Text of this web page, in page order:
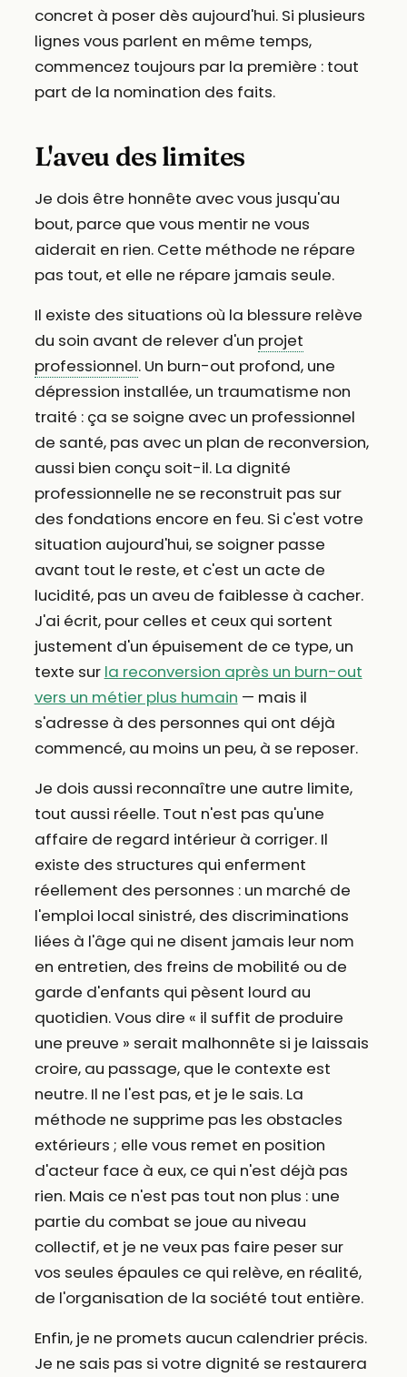
concret à poser dès aujourd'hui. Si plusieurs
lignes vous parlent en même temps,
commencez toujours par la première : tout
part de la nomination des faits.
L'aveu des limites
Je dois être honnête avec vous jusqu'au
bout, parce que vous mentir ne vous
aiderait en rien. Cette méthode ne répare
pas tout, et elle ne répare jamais seule.
Il existe des situations où la blessure relève
du soin avant de relever d'un projet
professionnel. Un burn-out profond, une
dépression installée, un traumatisme non
traité : ça se soigne avec un professionnel
de santé, pas avec un plan de reconversion,
aussi bien conçu soit-il. La dignité
professionnelle ne se reconstruit pas sur
des fondations encore en feu. Si c'est votre
situation aujourd'hui, se soigner passe
avant tout le reste, et c'est un acte de
lucidité, pas un aveu de faiblesse à cacher.
J'ai écrit, pour celles et ceux qui sortent
justement d'un épuisement de ce type, un
texte sur la reconversion après un burn-out
vers un métier plus humain — mais il
s'adresse à des personnes qui ont déjà
commencé, au moins un peu, à se reposer.
Je dois aussi reconnaître une autre limite,
tout aussi réelle. Tout n'est pas qu'une
affaire de regard intérieur à corriger. Il
existe des structures qui enferment
réellement des personnes : un marché de
l'emploi local sinistré, des discriminations
liées à l'âge qui ne disent jamais leur nom
en entretien, des freins de mobilité ou de
garde d'enfants qui pèsent lourd au
quotidien. Vous dire « il suffit de produire
une preuve » serait malhonnête si je laissais
croire, au passage, que le contexte est
neutre. Il ne l'est pas, et je le sais. La
méthode ne supprime pas les obstacles
extérieurs ; elle vous remet en position
d'acteur face à eux, ce qui n'est déjà pas
rien. Mais ce n'est pas tout non plus : une
partie du combat se joue au niveau
collectif, et je ne veux pas faire peser sur
vos seules épaules ce qui relève, en réalité,
de l'organisation de la société tout entière.
Enfin, je ne promets aucun calendrier précis.
Je ne sais pas si votre dignité se restaurera